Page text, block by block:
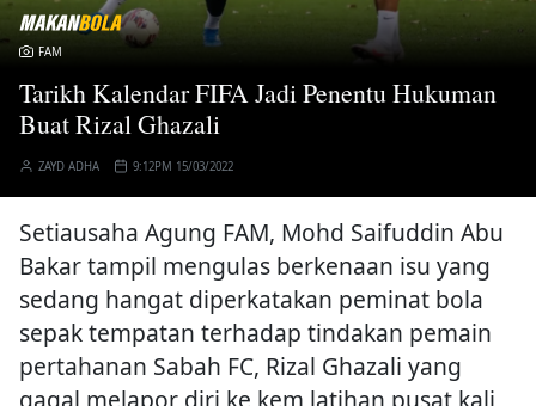
FAM
Tarikh Kalendar FIFA Jadi Penentu Hukuman
Buat Rizal Ghazali
ZAYD ADHA 9:12PM 15/03/2022
Setiausaha Agung FAM, Mohd Saifuddin Abu
Bakar tampil mengulas berkenaan isu yang
sedang hangat diperkatakan peminat bola
sepak tempatan terhadap tindakan pemain
pertahanan Sabah FC, Rizal Ghazali yang